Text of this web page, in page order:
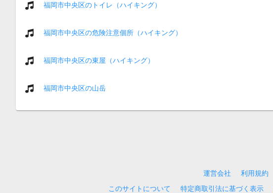
福岡市中央区のトイレ（ハイキング）
福岡市中央区の危険注意個所（ハイキング）
福岡市中央区の東屋（ハイキング）
福岡市中央区の山岳
運営会社 利用規約
このサイトについて
特定商取引法に基づく表示